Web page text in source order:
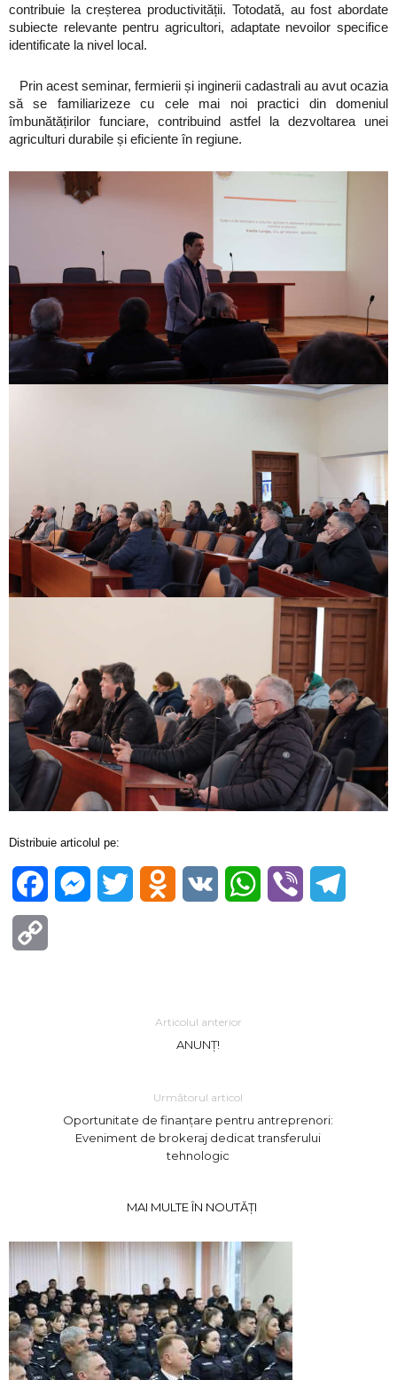
contribuie la creșterea productivității. Totodată, au fost abordate
subiecte relevante pentru agricultori, adaptate nevoilor specifice
identificate la nivel local.
Prin acest seminar, fermierii și inginerii cadastrali au avut ocazia
să se familiarizeze cu cele mai noi practici din domeniul
îmbunătățirilor funciare, contribuind astfel la dezvoltarea unei
agriculturi durabile și eficiente în regiune.
Distribuie articolul pe:
FacebookMessenger
Twitter Odnoklassniki
VK WhatsApp
Viber
Articolul anterior
ANUNȚ!
Următorul articol
Oportunitate de finanțare pentru antreprenori:
Eveniment de brokeraj dedicat transferului
tehnologic
MAI MULTE ÎN NOUTĂȚI